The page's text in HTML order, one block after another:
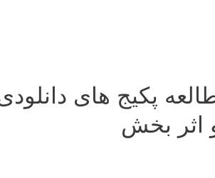
پکیج های
اثر بخش